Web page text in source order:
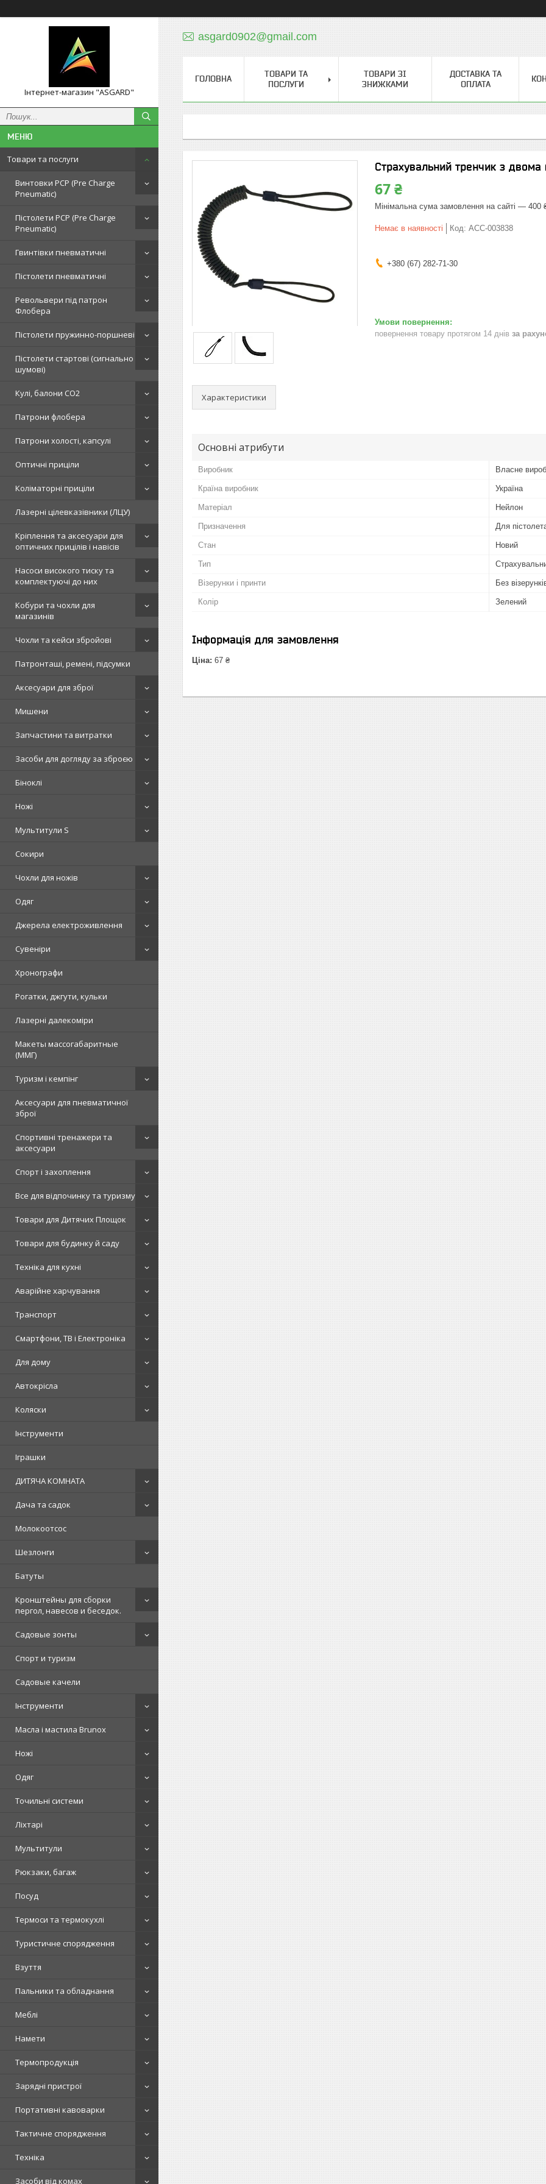
Інтернет-магазин "ASGARD"
Товари та послуги
Винтовки PCP (Pre Charge
Pneumatic)
Пістолети PCP (Pre Charge
Pneumatic)
Гвинтівки пневматичні
Пістолети пневматичні
Револьвери під патрон
Флобера
Пістолети пружинно-поршневі
Пістолети стартові (сигнально
шумові)
Кулі, балони СО2
Патрони флобера
Патрони холості, капсулі
Оптичні приціли
Коліматорні приціли
Лазерні цілевказівники (ЛЦУ)
Кріплення та аксесуари для
оптичних прицілів і навісів
Насоси високого тиску та
комплектуючі до них
Кобури та чохли для
магазинів
Чохли та кейси збройові
Патронташі, ремені, підсумки
Аксесуари для зброї
Мишени
Запчастини та витратки
Засоби для догляду за зброєю
Біноклі
Ножі
Мультитули S
Сокири
Чохли для ножів
Одяг
Джерела електроживлення
Сувеніри
Хронографи
Рогатки, джгути, кульки
Лазерні далекоміри
Макеты массогабаритные
(ММГ)
Туризм і кемпінг
Аксесуари для пневматичної
зброї
Спортивні тренажери та
аксесуари
Спорт і захоплення
Все для відпочинку та туризму
Товари для Дитячих Площок
Товари для будинку й саду
Техніка для кухні
Аварійне харчування
Транспорт
Смартфони, ТВ і Електроніка
Для дому
Автокрісла
Коляски
Інструменти
Іграшки
ДИТЯЧА КОМНАТА
Дача та садок
Молокоотсос
Шезлонги
Батуты
Кронштейны для сборки
пергол, навесов и беседок.
Садовые зонты
Спорт и туризм
Садовые качели
Інструменти
Масла і мастила Brunox
Ножі
Одяг
Точильні системи
Ліхтарі
Мультитули
Рюкзаки, багаж
Посуд
Термоси та термокухлі
Туристичне спорядження
Взуття
Пальники та обладнання
Меблі
Намети
Термопродукція
Зарядні пристрої
Портативні кавоварки
Тактичне спорядження
Техніка
Засоби від комах
asgard0902@gmail.com
ГОЛОВНА
ТОВАРИ ТА
ПОСЛУГИ
ТОВАРИ ЗІ
ЗНИЖКАМИ
ДОСТАВКА ТА
ОПЛАТА
Страхувальний тренчик з двома
67 ₴
Мінімальна сума замовлення на сайті — 400
Немає в наявності Код: ACC-003838
+380 (67) 282-71-30
повернення товару протягом 14 днів за
Характеристики
Основні атрибути
Виробник Власне
Країна виробник Україна
Матеріал Нейлон
Призначення Для
Стан Новий
Тип
Візерунки і принти Без
Колір Зелений
Інформація для замовлення
Ціна: 67 ₴